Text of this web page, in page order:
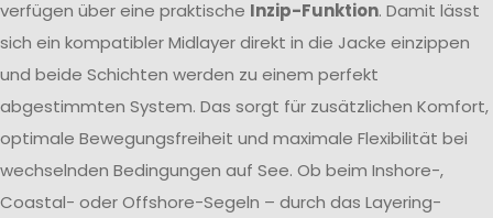
verfügen über eine praktische Inzip-Funktion. Damit lässt
sich ein kompatibler Midlayer direkt in die Jacke einzippen
und beide Schichten werden zu einem perfekt
abgestimmten System. Das sorgt für zusätzlichen Komfort,
optimale Bewegungsfreiheit und maximale Flexibilität bei
wechselnden Bedingungen auf See. Ob beim Inshore-,
Coastal- oder Offshore-Segeln – durch das Layering-